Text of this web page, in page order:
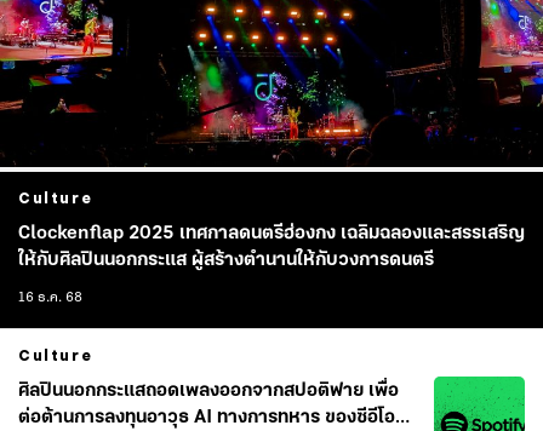
Culture
Clockenflap 2025 เทศกาลดนตรีฮ่องกง เฉลิมฉลองและสรรเสริญ
ให้กับศิลปินนอกกระแส ผู้สร้างตำนานให้กับวงการดนตรี
16 ธ.ค. 68
Culture
ศิลปินนอกกระแสถอดเพลงออกจากสปอติฟาย เพื่อ
ต่อต้านการลงทุนอาวุธ AI ทางการทหาร ของซีอีโอส